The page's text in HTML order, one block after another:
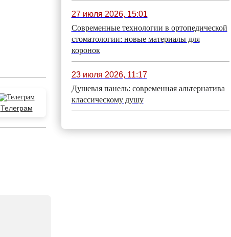
Телеграм
27 июля 2026, 15:01
Современные технологии в ортопедической
стоматологии: новые материалы для
коронок
23 июля 2026, 11:17
Душевая панель: современная альтернатива
классическому душу